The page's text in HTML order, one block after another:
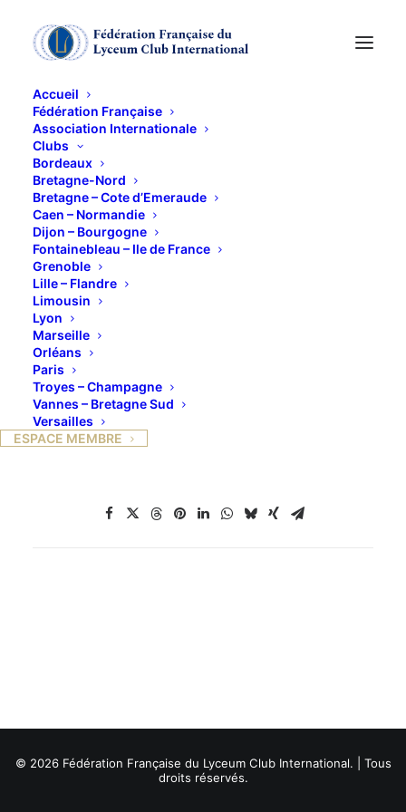
Accueil
Fédération Française
Association Internationale
Clubs
Bordeaux
Bretagne-Nord
Bretagne – Cote d’Emeraude
Caen – Normandie
Dijon – Bourgogne
Fontainebleau – Ile de France
Grenoble
Lille – Flandre
Limousin
Lyon
Marseille
Orléans
Paris
Troyes – Champagne
Vannes – Bretagne Sud
Versailles
ESPACE MEMBRE
CONFERENCE
18 JUIN 2013
Conférence sur
Michel Lemaître, (président de la CA de Pau)à la
demande de Michèle Suquet
Les conjoints sont les bienvenus.
© 2026 Fédération Française du Lyceum Club International. | Tous
droits réservés.